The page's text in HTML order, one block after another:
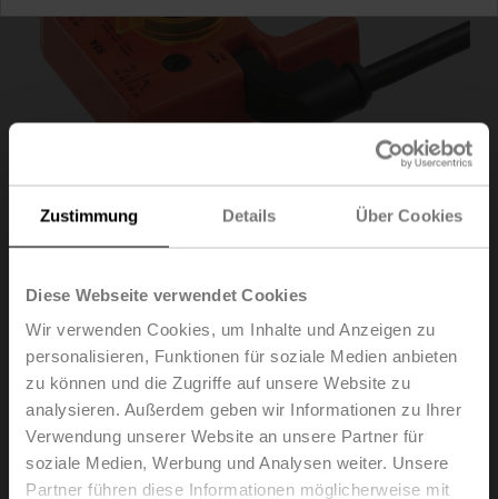
Zustimmung Details Über Cookies
Diese Webseite verwendet Cookies
Wir verwenden Cookies, um Inhalte und Anzeigen zu
personalisieren, Funktionen für soziale Medien anbieten
zu können und die Zugriffe auf unsere Website zu
analysieren. Außerdem geben wir Informationen zu Ihrer
Verwendung unserer Website an unsere Partner für
soziale Medien, Werbung und Analysen weiter. Unsere
Partner führen diese Informationen möglicherweise mit
S2A
Hilfsschalter 2x SPDT aufsteckbar
Listenpreis
EUR 102,00
In den
Warenkorb